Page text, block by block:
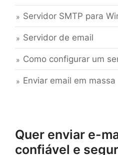
Servidor SMTP para
Servidor de email
Como configurar um
Enviar email em massa
Quer enviar e-
confiável e